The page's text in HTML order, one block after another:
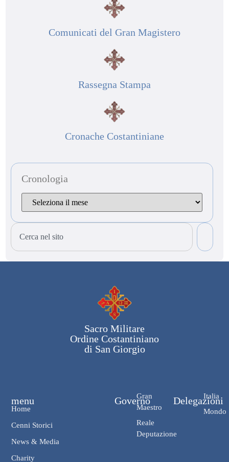
Comunicati del Gran Magistero
Rassegna Stampa
Cronache Costantiniane
Cronologia
Sacro Militare
Ordine Costantiniano
di San Giorgio
Governo
Gran
Maestro
Reale
Deputazione
Delegazioni
Italia
Mondo
menu
Home
Cenni Storici
News & Media
Charity